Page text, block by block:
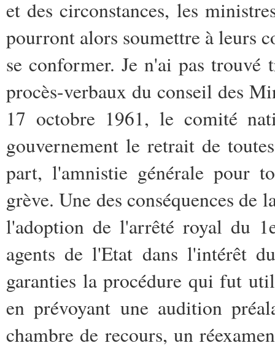
et des circonstances, les
pourront alors soumettre à leurs
se conformer. Je n'ai pas trouvé
procès-verbaux du conseil des
17 octobre 1961, le comité
gouvernement le retrait de
part, l'amnistie générale pour
grève. Une des conséquences
l'adoption de l'arrêté royal du
agents de l'Etat dans l'intérêt
garanties la procédure qui fut
en prévoyant une audition
chambre de recours, un